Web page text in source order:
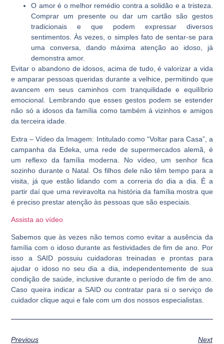
O amor é o melhor remédio contra a solidão e a tristeza.
Comprar um presente ou dar um cartão são gestos
tradicionais e que podem expressar diversos
sentimentos. Às vezes, o simples fato de sentar-se para
uma conversa, dando máxima atenção ao idoso, já
demonstra amor.
Evitar o abandono de idosos, acima de tudo, é valorizar a vida
e amparar pessoas queridas durante a velhice, permitindo que
avancem em seus caminhos com tranquilidade e equilíbrio
emocional. Lembrando que esses gestos podem se estender
não só a idosos da família como também á vizinhos e amigos
da terceira idade.
Extra – Vídeo da Imagem: Intitulado como “Voltar para Casa”, a
campanha da Edeka, uma rede de supermercados alemã, é
um reflexo da família moderna. No vídeo, um senhor fica
sozinho durante o Natal. Os filhos dele não têm tempo para a
visita, já que estão lidando com a correria do dia a dia. É a
partir daí que uma reviravolta na história da família mostra que
é preciso prestar atenção às pessoas que são especiais.
Assista ao vídeo
Sabemos que às vezes não temos como evitar a ausência da
família com o idoso durante as festividades de fim de ano. Por
isso a SAID possuiu cuidadoras treinadas e prontas para
ajudar o idoso no seu dia a dia, independentemente de sua
condição de saúde, inclusive durante o período de fim de ano.
Caso queira indicar a SAID ou contratar para si o serviço de
cuidador clique aqui e fale com um dos nossos especialistas.
Previous Next